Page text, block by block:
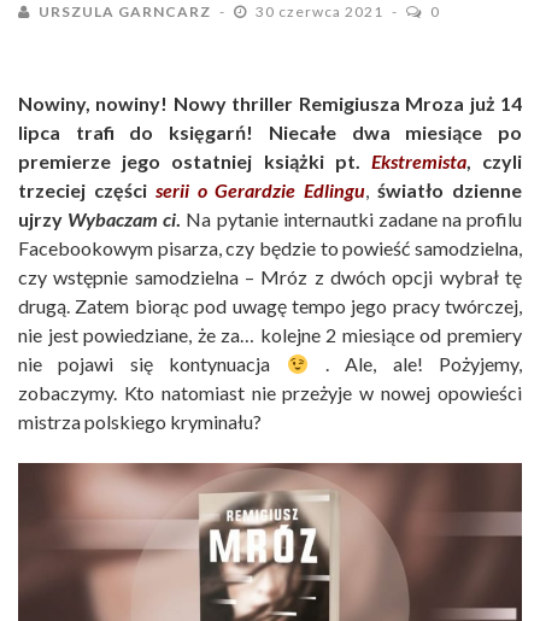
URSZULA GARNCARZ 30 czerwca 2021 0
Nowiny, nowiny! Nowy thriller Remigiusza Mroza już 14
lipca trafi do księgarń! Niecałe dwa miesiące po
premierze jego ostatniej książki pt. Ekstremista, czyli
trzeciej części serii o Gerardzie Edlingu,światło dzienne
ujrzy Wybaczam ci. Na pytanie internautki zadane na profilu
Facebookowym pisarza, czy będzie to powieść samodzielna,
czy wstępnie samodzielna – Mróz z dwóch opcji wybrał tę
drugą. Zatem biorąc pod uwagę tempo jego pracy twórczej,
nie jest powiedziane, że za… kolejne 2 miesiące od premiery
nie pojawi się kontynuacja
. Ale, ale! Pożyjemy,
zobaczymy. Kto natomiast nie przeżyje w nowej opowieści
mistrza polskiego kryminału?